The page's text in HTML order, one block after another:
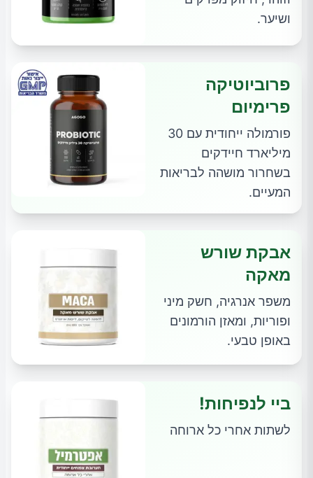
ושיער.
פרוביוטיקה
פרימיום
פורמולה ייחודית עם 30
מיליארד חיידקים
בשחרור מושהה לבריאות
המעיים.
אבקת שורש
מאקה
משפר אנרגיה, חשק מיני
ופוריות, ומאזן הורמונים
באופן טבעי.
ביי לנפיחות!
לשתות אחרי כל ארוחה